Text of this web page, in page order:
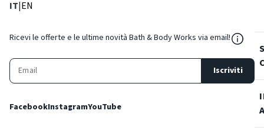
IT: Lingua corrente
|EN
Ricevi le offerte e le ultime novità Bath & Body Works via email!
Iscriviti
FacebookInstagramYouTube